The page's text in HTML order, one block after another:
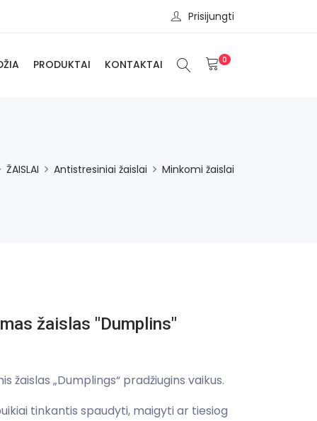
Prisijungti
PRODUKTAI KONTAKTAI 0
ŽAISLAI Antistresiniai žaislai Minkomi žaislai
žaislas "Dumplins"
žaislas „Dumplings“ pradžiugins vaikus.
tinkantis spaudyti, maigyti ar tiesiog